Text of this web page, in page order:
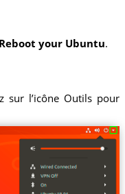
Reboot your Ubuntu.
sur l’icône Outils pour